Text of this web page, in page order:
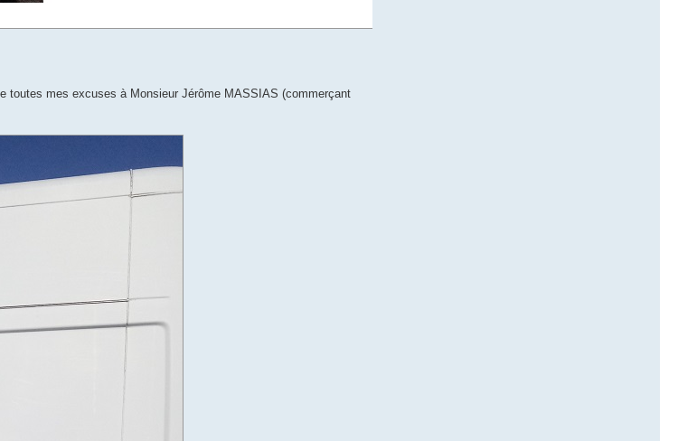
toutes mes excuses à Monsieur Jérôme MASSIAS (commerçant